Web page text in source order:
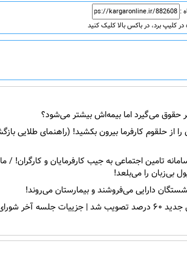
:
در کلیپ برد، در باکس بالا کلیک کنید
حقوق می‌گیرد اما بیمه‌اش بیشتر می‌شود؟
از حلقوم کارفرما بیرون بکشید! (راهنمای طلایی
۱۴۰۵»؛ شبیخون سامانه تامین اجتماعی به جیب کارفرمایان و کارگران! /
بی‌زبان را می‌بلعد!
دارایی می‌فروشند و بیمارستان می‌روند!
افزایش حداقل دستمزد کارگران در سال جدید ۶۰ درصد تصویب شد | جزییات جلسه آخر